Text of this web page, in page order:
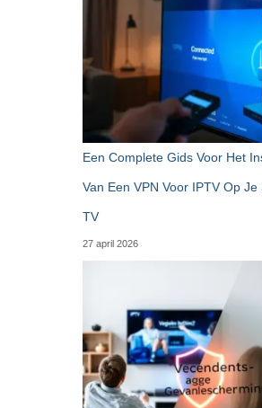
Een Complete Gids Voor Het
Van Een VPN Voor IPTV Op Je
TV
27 april 2026